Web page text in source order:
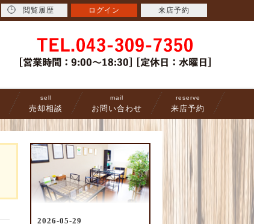
sell
売却相談
mail
お問い合わせ
reserve
来店予約
閲覧履歴 ログイン 来店予約